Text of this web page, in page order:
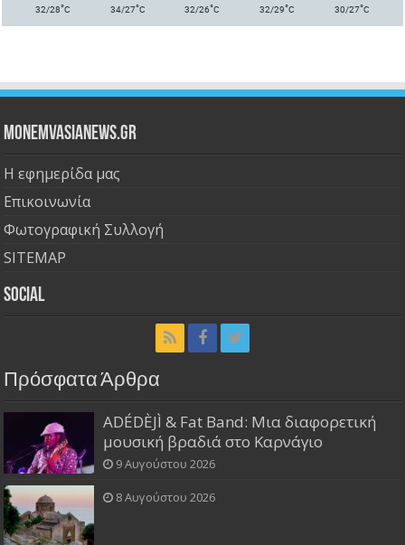
32/28°C 34/27°C 32/26°C 32/29°C 30/27°C
Monemvasianews.gr
Η εφημερίδα μας
Επικοινωνία
Φωτογραφική Συλλογή
SITEMAP
Social
Πρόσφατα Άρθρα
ADÉDÈJÌ & Fat Band: Μια διαφορετική
μουσική βραδιά στο Καρνάγιο
9 Αυγούστου 2026
8 Αυγούστου 2026